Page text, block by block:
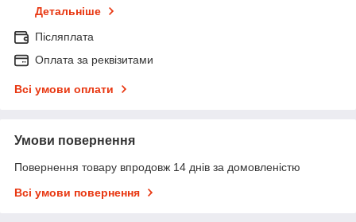
Детальніше
Післяплата
Оплата за реквізитами
Всі умови оплати
Умови повернення
Повернення товару впродовж 14 днів за домовленістю
Всі умови повернення